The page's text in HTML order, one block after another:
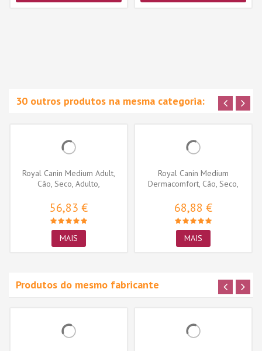
30 outros produtos na mesma categoria:
Royal Canin Medium Adult,
Cão, Seco, Adulto,
56,83 €
MAIS
Royal Canin Medium
Dermacomfort, Cão, Seco,
68,88 €
MAIS
Produtos do mesmo fabricante